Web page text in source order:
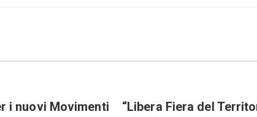
i nuovi Movimenti
“Libera Fiera del